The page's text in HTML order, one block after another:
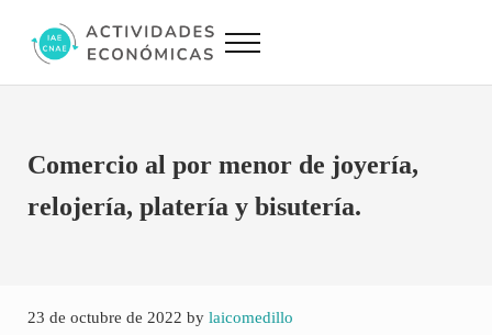
Actividades Económicas IAE CNAE
Menu
Comercio al por menor de joyería,
relojería, platería y bisutería.
23 de octubre de 2022 by laicomedillo